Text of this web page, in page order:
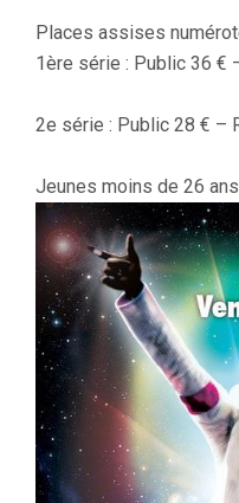
Places assises
1ère série : Public 36 €
2e série : Public 28 € –
Jeunes moins de 26